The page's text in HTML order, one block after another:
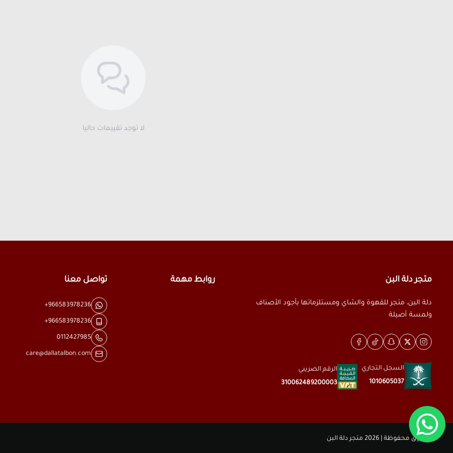
لا توجد تقييمات حاليا
متجر دلة البن
دلة البن، متجر للقهوة والشاي ومستلزماتها بأجود الأصناف
ولمسة أصيلة
السجل التجاري
1010605037
الرقم الضريبي
310062489200003
روابط مهمة تواصل معنا
+966583978236
+966583978236
0112427985
care@dallatalbon.com
الحقوق محفوظة | 2026 متجر دلة البن